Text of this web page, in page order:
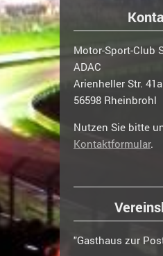
Motor-Sport-Club
ADAC
Arienheller Str. 41a
56598 Rheinbrohl
Nutzen Sie bitte
Kontaktformular.
"Gasthaus zur